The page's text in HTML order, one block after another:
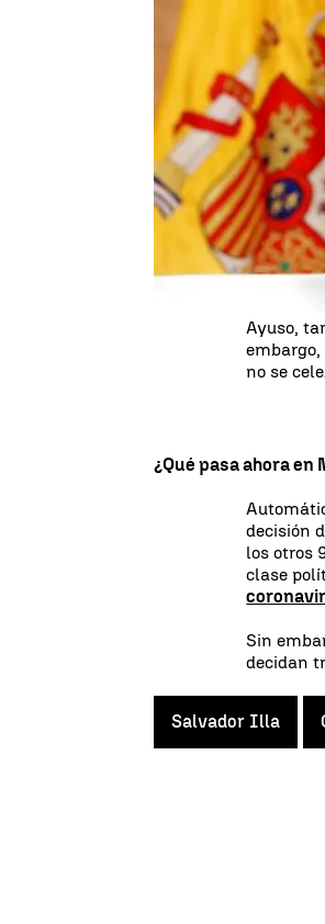
Antena 3 Noticias
Actualizado:
08 de
Publicado:
08 de
El
tarde
nueva
Desde el
reunión
El
Ayuso,
no se
¿Qué pasa ahora en
decisión
los otros
clase
Sin
decidan
Salvador Illa